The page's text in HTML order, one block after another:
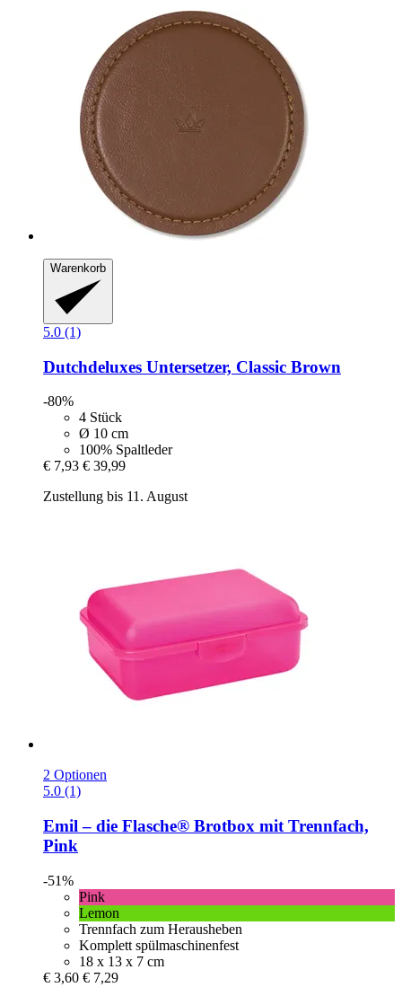
Warenkorb
5.0 (1)
Dutchdeluxes Untersetzer, Classic Brown
-80%
4 Stück
Ø 10 cm
100% Spaltleder
€ 7,93 € 39,99
Zustellung bis 11. August
2 Optionen
5.0 (1)
Emil – die Flasche® Brotbox mit Trennfach,
Pink
-51%
Pink
Lemon
Trennfach zum Herausheben
Komplett spülmaschinenfest
18 x 13 x 7 cm
€ 3,60 € 7,29